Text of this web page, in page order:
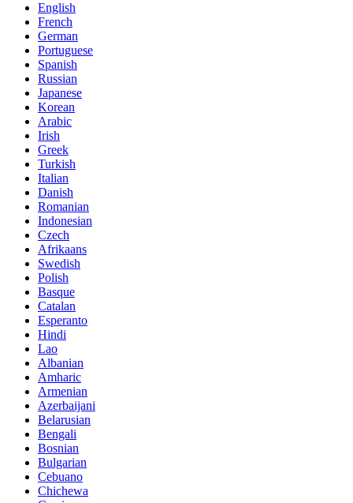
English
French
German
Portuguese
Spanish
Russian
Japanese
Korean
Arabic
Irish
Greek
Turkish
Italian
Danish
Romanian
Indonesian
Czech
Afrikaans
Swedish
Polish
Basque
Catalan
Esperanto
Hindi
Lao
Albanian
Amharic
Armenian
Azerbaijani
Belarusian
Bengali
Bosnian
Bulgarian
Cebuano
Chichewa